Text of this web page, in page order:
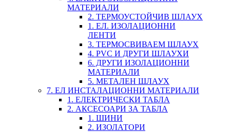
МАТЕРИАЛИ
2. ТЕРМОУСТОЙЧИВ ШЛАУХ
1. ЕЛ. ИЗОЛАЦИОННИ
ЛЕНТИ
3. ТЕРМОСВИВАЕМ ШЛАУХ
4. PVC И ДРУГИ ШЛАУХИ
6. ДРУГИ ИЗОЛАЦИОННИ
МАТЕРИАЛИ
5. МЕТАЛЕН ШЛАУХ
7. ЕЛ ИНСТАЛАЦИОННИ МАТЕРИАЛИ
1. ЕЛЕКТРИЧЕСКИ ТАБЛА
2. АКСЕСОАРИ ЗА ТАБЛА
1. ШИНИ
2. ИЗОЛАТОРИ